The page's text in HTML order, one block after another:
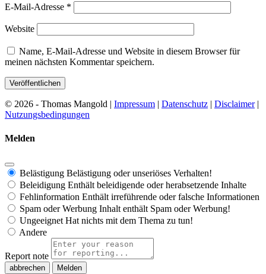
E-Mail-Adresse *
Website
Name, E-Mail-Adresse und Website in diesem Browser für
meinen nächsten Kommentar speichern.
© 2026 - Thomas Mangold | Impressum | Datenschutz | Disclaimer|
Nutzungsbedingungen
Melden
Belästigung Belästigung oder unseriöses Verhalten!
Beleidigung Enthält beleidigende oder herabsetzende Inhalte
Fehlinformation Enthält irreführende oder falsche Informationen
Spam oder Werbung Inhalt enthält Spam oder Werbung!
Ungeeignet Hat nichts mit dem Thema zu tun!
Andere
Report note
Melden